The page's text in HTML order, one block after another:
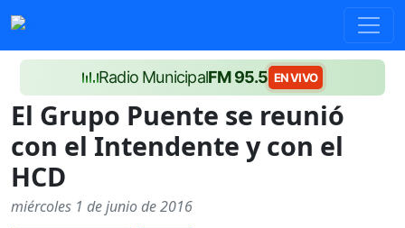
Radio MunicipalFM 95.5 EN VIVO
El Grupo Puente se reunió
con el Intendente y con el
HCD
miércoles 1 de junio de 2016